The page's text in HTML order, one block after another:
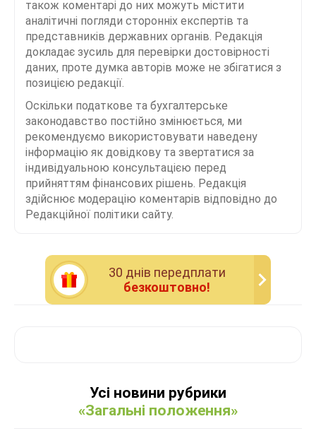
також коментарі до них можуть містити
аналітичні погляди сторонніх експертів та
представників державних органів. Редакція
докладає зусиль для перевірки достовірності
даних, проте думка авторів може не збігатися з
позицією редакції.
Оскільки податкове та бухгалтерське
законодавство постійно змінюється, ми
рекомендуємо використовувати наведену
інформацію як довідкову та звертатися за
індивідуальною консультацією перед
прийняттям фінансових рішень. Редакція
здійснює модерацію коментарів відповідно до
Редакційної політики сайту.
30 днiв передплати
безкоштовно!
Усі новини рубрики
«Загальні положення»